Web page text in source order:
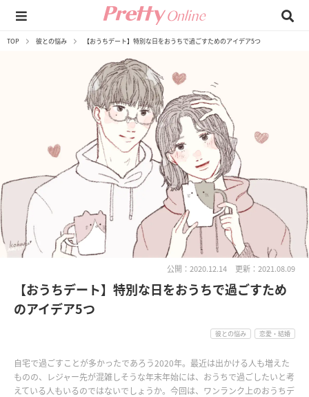
TOP 彼との悩み 【おうちデート】特別な日をおうちで過ごすためのアイデア5つ
公開：2020.12.14 更新：2021.08.09
【おうちデート】特別な日をおうちで過ごすため
のアイデア5つ
彼との悩み 恋愛・結婚
自宅で過ごすことが多かったであろう2020年。最近は出かける人も増えた
ものの、レジャー先が混雑しそうな年末年始には、おうちで過ごしたいと考
えている人もいるのではないでしょうか。今回は、ワンランク上のおうちデ